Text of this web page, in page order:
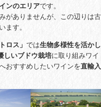
ンのエリアです。
がありませんが、この辺りは古
ます。
ロス」 では生物多様性を活かし
しいブドウ栽培に取り組みワイ
おすすめしたいワインを直輸入